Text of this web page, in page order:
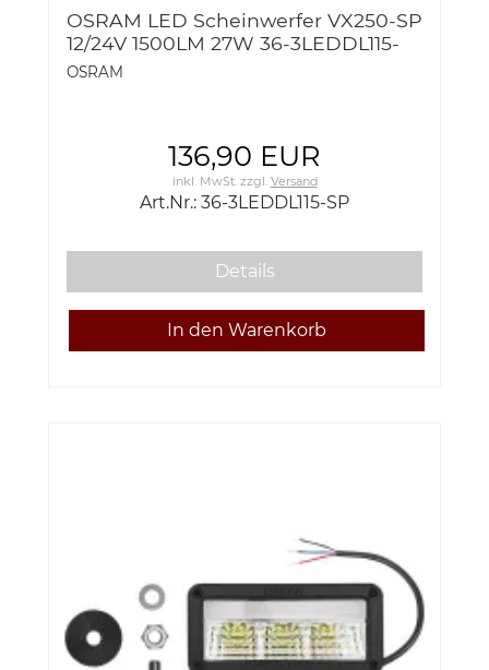
OSRAM LED Scheinwerfer VX250-SP
12/24V 1500LM 27W 36-3LEDDL115-
SP
OSRAM
136,90 EUR
inkl. MwSt.zzgl. Versand
Art.Nr.: 36-3LEDDL115-SP
Details